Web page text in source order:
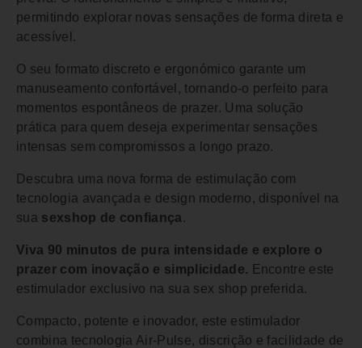
permitindo explorar novas sensações de forma direta e
acessível.
O seu formato discreto e ergonómico garante um
manuseamento confortável, tornando-o perfeito para
momentos espontâneos de prazer. Uma solução
prática para quem deseja experimentar sensações
intensas sem compromissos a longo prazo.
Descubra uma nova forma de estimulação com
tecnologia avançada e design moderno, disponível na
sua sexshop de confiança .
Viva 90 minutos de pura intensidade e explore o
prazer com inovação e simplicidade. Encontre este
estimulador exclusivo na sua sex shop preferida.
Compacto, potente e inovador, este estimulador
combina tecnologia Air-Pulse, discrição e facilidade de